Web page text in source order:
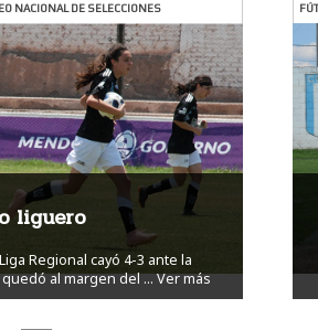
NACIONAL DE SELECCIONES
liguero
Regional cayó 4-3 ante la
al margen del ...Ver más